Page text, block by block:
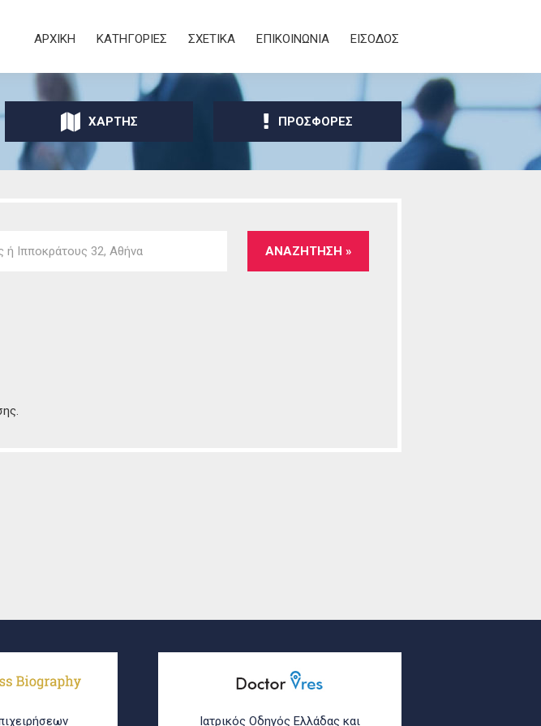
Secondary
ΑΡΧΙΚΗ ΚΑΤΗΓΟΡΙΕΣ ΣΧΕΤΙΚΑ ΕΠΙΚΟΙΝΩΝΙΑ ΕΙΣΟΔΟΣ
ΧΑΡΤΗΣ ΠΡΟΣΦΟΡΕΣ
Ιατρικός Οδηγός Ελλάδας και